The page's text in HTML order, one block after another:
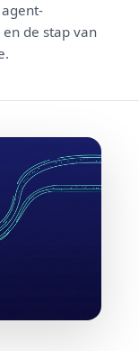
en de stap van